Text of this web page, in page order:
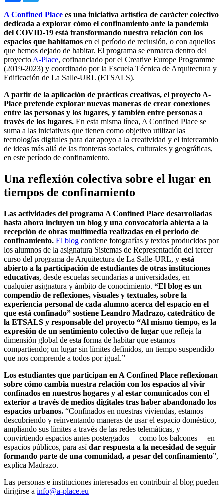
A Confined Place es una iniciativa artística de carácter colectivo
dedicada a explorar cómo el confinamiento ante la pandemia
del COVID-19 está transformando nuestra relación con los
espacios que habitamos en el período de reclusión, o con aquellos
que hemos dejado de habitar. El programa se enmarca dentro del
proyecto A-Place, cofinanciado por el Creative Europe Programme
(2019-2023) y coordinado por la Escuela Técnica de Arquitectura y
Edificación de La Salle-URL (ETSALS).
A partir de la aplicación de prácticas creativas, el proyecto A-
Place pretende explorar nuevas maneras de crear conexiones
entre las personas y los lugares, y también entre personas a
través de los lugares. En esta misma línea, A Confined Place se
suma a las iniciativas que tienen como objetivo utilizar las
tecnologías digitales para dar apoyo a la creatividad y el intercambio
de ideas más allá de las fronteras sociales, culturales y geográficas,
en este período de confinamiento.
Una reflexión colectiva sobre el lugar en
tiempos de confinamiento
Las actividades del programa A Confined Place desarrolladas
hasta ahora incluyen un blog y una convocatoria abierta a la
recepción de obras multimedia realizadas en el periodo de
confinamiento. El blog contiene fotografías y textos producidos por
los alumnos de la asignatura Sistemas de Representación del tercer
curso del programa de Arquitectura de La Salle-URL, y está
abierto a la participación de estudiantes de otras instituciones
educativas, desde escuelas secundarias a universidades, en
cualquier asignatura y ámbito de conocimiento. “El blog es un
compendio de reflexiones, visuales y textuales, sobre la
experiencia personal de cada alumno acerca del espacio en el
que está confinado” sostiene Leandro Madrazo, catedrático de
la ETSALS y responsable del proyecto “Al mismo tiempo, es la
expresión de un sentimiento colectivo de lugar que refleja la
dimensión global de esta forma de habitar que estamos
compartiendo; un lugar sin límites definidos, un tiempo suspendido
que nos comprende a todos por igual.”
Los estudiantes que participan en A Confined Place reflexionan
sobre cómo cambia nuestra relación con los espacios al vivir
confinados en nuestros hogares y al estar comunicados con el
exterior a través de medios digitales tras haber abandonado los
espacios urbanos. “Confinados en nuestras viviendas, estamos
descubriendo y reinventando maneras de usar el espacio doméstico,
ampliando sus límites a través de las redes telemáticas, y
convirtiendo espacios antes postergados —como los balcones— en
espacios públicos, para asídar respuesta a la necesidad de seguir
formando parte de una comunidad, a pesar del confinamiento”,
explica Madrazo.
Las personas e instituciones interesados en contribuir al blog pueden
dirigirse a info@a-place.eu